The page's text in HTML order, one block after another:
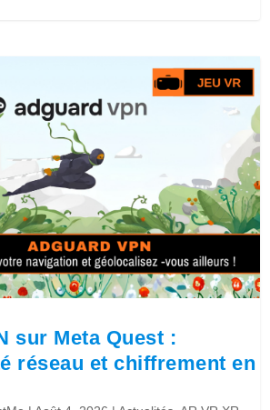
sur Meta Quest :
réseau et chiffrement en